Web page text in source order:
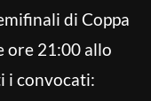
di Coppa
ore 21:00 allo
i convocati: